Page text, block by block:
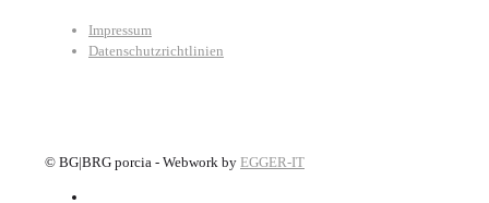
Impressum
Datenschutzrichtlinien
© BG|BRG porcia - Webwork by EGGER-IT